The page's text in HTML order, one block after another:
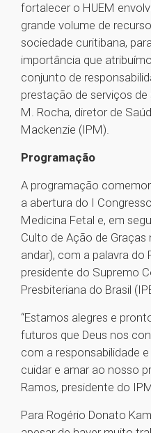
fortalecer o HUEM
grande volume de
sociedade curitibana,
importância que
conjunto de
prestação de serviços de
M. Rocha, diretor de
Mackenzie (IPM).
Programação
A programação
a abertura do I
Medicina Fetal e, em
Culto de Ação de Graças
andar), com a palavra do
presidente do Supremo
Presbiteriana do Brasil
“Estamos alegres e
futuros que Deus nos
com a responsabilidade
cuidar e amar ao nosso
Ramos, presidente do
Para Rogério Donato